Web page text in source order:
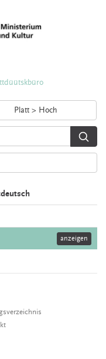
Platt > Hoch
anzeigen